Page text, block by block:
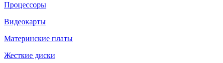
Процессоры
Видеокарты
Материнские платы
Жесткие диски